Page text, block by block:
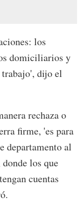
los
domiciliarios y
trabajo', dijo el
rechaza o
firme, 'es para
departamento al
los que
cuentas